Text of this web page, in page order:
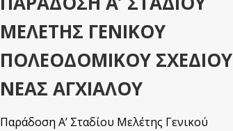
ΜΕΛΈΤΗΣ ΓΕΝΙΚΟΎ
ΠΟΛΕΟΔΟΜΙΚΟΎ ΣΧΕΔΊΟΥ
ΝΈΑΣ ΑΓΧΊΑΛΟΥ
Παράδοση Αʼ Σταδίου Μελέτης Γενικού